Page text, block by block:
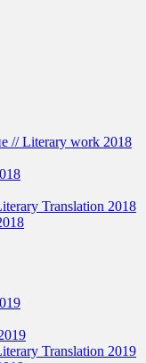
// Literary work 2018
Translation 2018
Translation 2019